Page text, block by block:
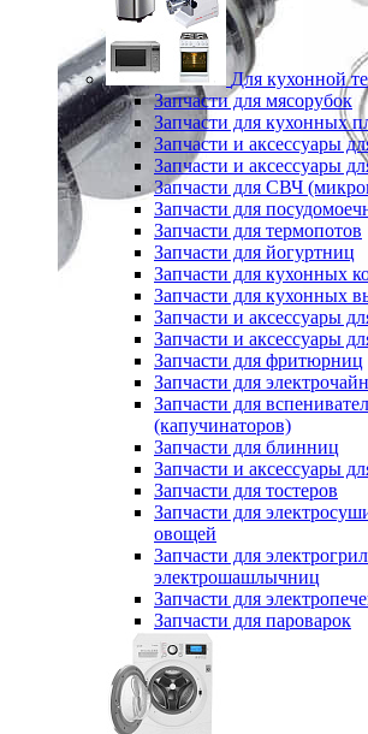
Для кухонной
Запчасти для мясорубок
Запчасти для кухонных
Запчасти и аксессуары
Запчасти и аксессуары
Запчасти для СВЧ
Запчасти для
Запчасти для термопотов
Запчасти для йогуртниц
Запчасти для кухонных
Запчасти для кухонных
Запчасти и аксессуары
Запчасти и аксессуары
Запчасти для фритюрниц
Запчасти для
Запчасти для
(капучинаторов)
Запчасти для блинниц
Запчасти и аксессуары
Запчасти для тостеров
Запчасти для
овощей
Запчасти для
электрошашлычниц
Запчасти для
Запчасти для пароварок